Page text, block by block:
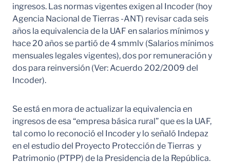
ingresos. Las normas vigentes exigen al Incoder (hoy
Agencia Nacional de Tierras -ANT) revisar cada seis
años la equivalencia de la UAF en salarios mínimos y
hace 20 años se partió de 4 smmlv (Salarios mínimos
mensuales legales vigentes), dos por remuneración y
dos para reinversión (Ver: Acuerdo 202/2009 del
Incoder).
Se está en mora de actualizar la equivalencia en
ingresos de esa “empresa básica rural” que es la UAF,
tal como lo reconoció el Incoder y lo señaló Indepaz
en el estudio del Proyecto Protección de Tierras y
Patrimonio (PTPP) de la Presidencia de la República.